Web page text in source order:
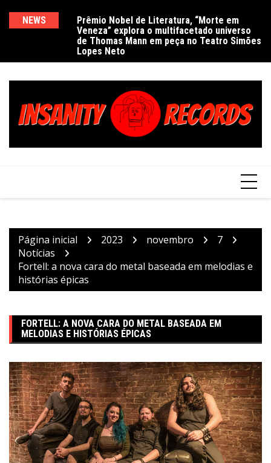
NEWS
Prêmio Nobel de Literatura, “Morte em
Veneza” explora o multifacetado universo
de Thomas Mann em peça no Teatro Simões
Lopes Neto
Página inicial 2023 novembro
7
Notícias
Fortell: a nova cara do metal baseada em melodias e
histórias épicas
FORTELL: A NOVA CARA DO METAL BASEADA EM
MELODIAS E HISTÓRIAS ÉPICAS